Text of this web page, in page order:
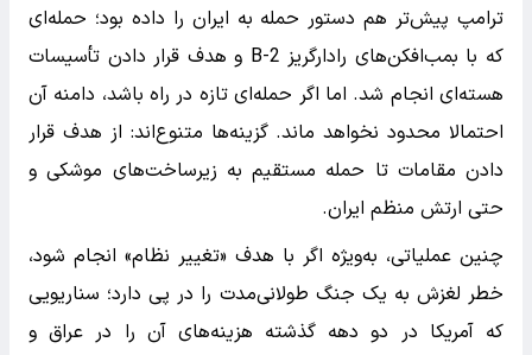
ترامپ پیش‌تر هم دستور حمله به ایران را داده بود؛ حمله‌ای
که با بمب‌افکن‌های رادارگریز B-2 و هدف قرار دادن تأسیسات
هسته‌ای انجام شد. اما اگر حمله‌ای تازه در راه باشد، دامنه آن
احتمالا محدود نخواهد ماند. گزینه‌ها متنوع‌اند: از هدف قرار
دادن مقامات تا حمله مستقیم به زیرساخت‌های موشکی و
حتی ارتش منظم ایران.
چنین عملیاتی، به‌ویژه اگر با هدف «تغییر نظام» انجام شود،
خطر لغزش به یک جنگ طولانی‌مدت را در پی دارد؛ سناریویی
که آمریکا در دو دهه گذشته هزینه‌های آن را در عراق و